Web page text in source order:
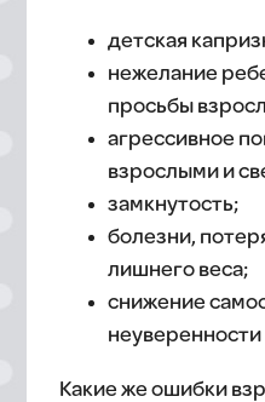
детская
нежелание
просьбы
агрессивное
взрослыми и
замкнутость;
болезни,
лишнего веса;
снижение
неуверенности
Какие же ошибки